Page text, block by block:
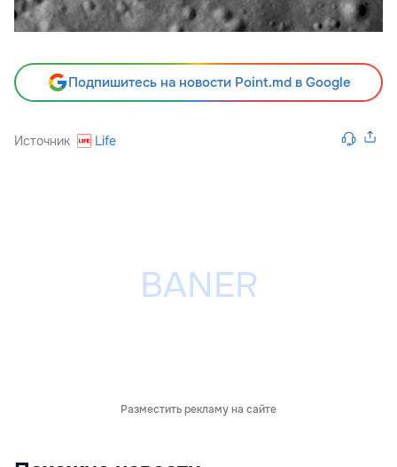
Подпишитесь на новости Point.md в Google
Источник Life
Разместить рекламу на сайте